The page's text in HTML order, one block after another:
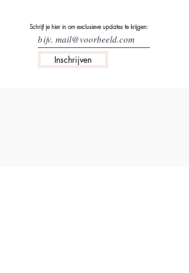
Schrijf je hier in om exclusieve updates te krijgen:
Inschrijven